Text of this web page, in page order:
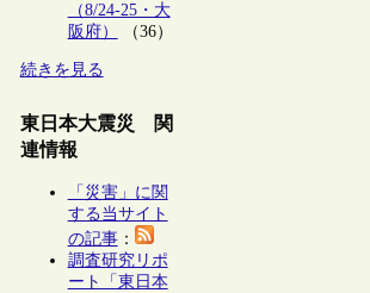
（8/24-25・大
阪府）
（36）
続きを見る
東日本大震災 関
連情報
「災害」に関
する当サイト
の記事：
調査研究リポ
ート「東日本